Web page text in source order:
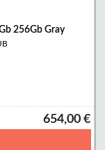
256Gb Gray
654,00 €